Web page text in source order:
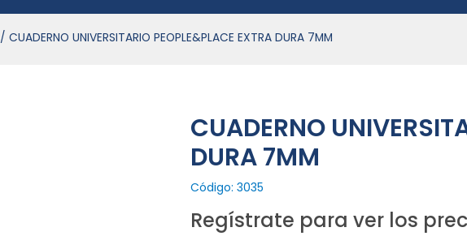
/ CUADERNO UNIVERSITARIO PEOPLE&PLACE EXTRA DURA 7MM
CUADERNO
DURA 7MM
Código: 3035
Regístrate para ver los